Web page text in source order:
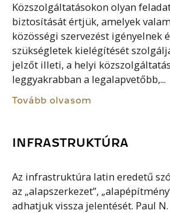
Közszolgáltatásokon olyan
biztosítását értjük, amelyek
közösségi szervezést igényelnek
szükségletek kielégítését
jelzőt illeti, a helyi
leggyakrabban a legalapvetőbb,...
Tovább olvasom
INFRASTRUKTÚRA
Az infrastruktúra latin eredetű
az „alapszerkezet”,
adhatjuk vissza jelentését. Paul